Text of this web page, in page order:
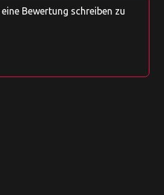
Bewertung schreiben zu